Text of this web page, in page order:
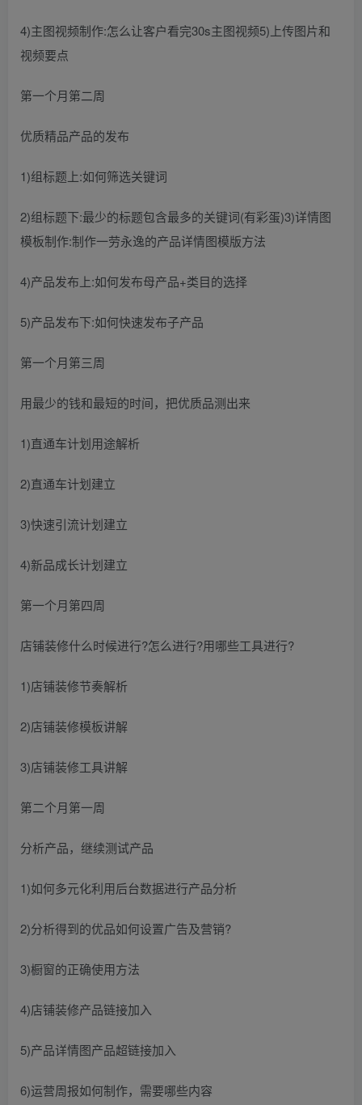
4)主图视频制作:怎么让客户看完30s主图视频5)上传图片和
视频要点
第一个月第二周
优质精品产品的发布
1)组标题上:如何筛选关键词
2)组标题下:最少的标题包含最多的关键词(有彩蛋)3)详情图
模板制作:制作一劳永逸的产品详情图模版方法
4)产品发布上:如何发布母产品+类目的选择
5)产品发布下:如何快速发布子产品
第一个月第三周
用最少的钱和最短的时间，把优质品测出来
1)直通车计划用途解析
2)直通车计划建立
3)快速引流计划建立
4)新品成长计划建立
第一个月第四周
店铺装修什么时候进行?怎么进行?用哪些工具进行?
1)店铺装修节奏解析
2)店铺装修模板讲解
3)店铺装修工具讲解
第二个月第一周
分析产品，继续测试产品
1)如何多元化利用后台数据进行产品分析
2)分析得到的优品如何设置广告及营销?
3)橱窗的正确使用方法
4)店铺装修产品链接加入
5)产品详情图产品超链接加入
6)运营周报如何制作，需要哪些内容